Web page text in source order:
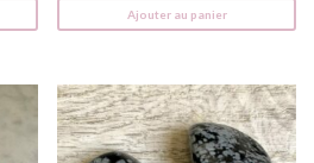
Ajouter au panier